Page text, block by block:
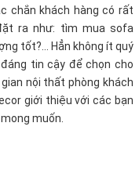
chắn khách hàng có rất
ra như: tìm mua sofa
tốt?… Hẳn không ít quý
tin cậy để chọn cho
nội thất phòng khách
giới thiệu với các bạn
muốn.